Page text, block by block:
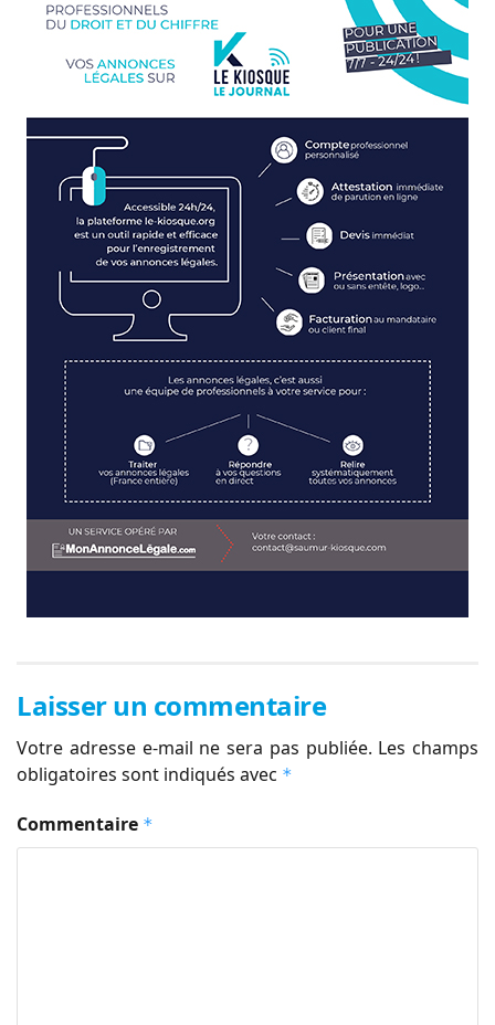
Laisser un commentaire
Votre adresse e-mail ne sera pas publiée. Les champs
obligatoires sont indiqués avec *
Commentaire *